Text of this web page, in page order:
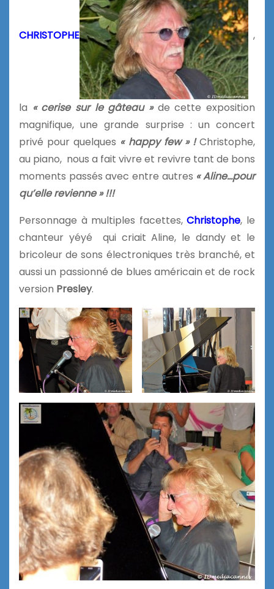
CHRISTOPHE ,
la « cerise sur le gâteau »de cette exposition
magnifique, une grande surprise : un concert
privé pour quelques « happy few » !Christophe,
au piano, nous a fait vivre et revivre tant de bons
moments passés avec entre autres « Aline…pour
qu’elle revienne » !!!
Personnage à multiples facettes,Christophe, le
chanteur yéyé qui criait Aline, le dandy et le
bricoleur de sons électroniques très branché, et
aussi un passionné de blues américain et de rock
version Presley.